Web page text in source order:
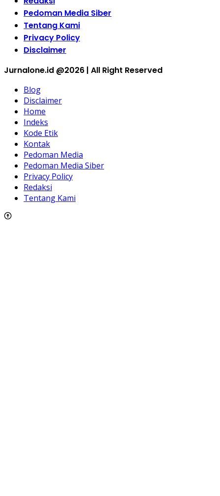
Pedoman Media Siber
Tentang Kami
Privacy Policy
Disclaimer
Jurnalone.id @2026 | All Right Reserved
Blog
Disclaimer
Home
Indeks
Kode Etik
Kontak
Pedoman Media
Pedoman Media Siber
Privacy Policy
Redaksi
Tentang Kami